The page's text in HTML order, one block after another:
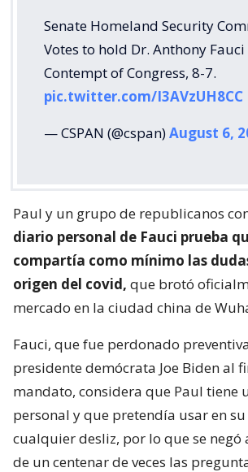
Senate Homeland Security
Votes to hold Dr. Anthony
Contempt of Congress, 8-7.
pic.twitter.com/I3AVzUH8CC
— CSPAN (@cspan)August 6,
Paul y un grupo de republicanos
diario personal de Fauci prueba
compartía como mínimo las
origen del covid, que brotó
mercado en la ciudad china de
Fauci, que fue perdonado
presidente demócrata Joe Biden al
mandato, considera que Paul tiene
personal y que pretendía usar en
cualquier desliz, por lo que se negó
de un centenar de veces las